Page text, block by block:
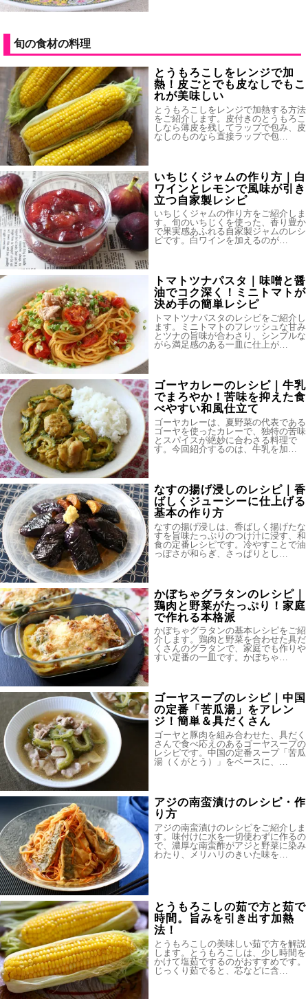
旬の食材の料理
とうもろこしをレンジで加
熱！皮ごとでも皮なしでもこ
れが美味しい
とうもろこしをレンジで加熱する方法
をご紹介します。皮付きのとうもろこ
しなら薄皮を残してラップで包み、皮
なしのものなら直接ラップで包…
いちじくジャムの作り方｜白
ワインとレモンで風味が引き
立つ自家製レシピ
いちじくジャムの作り方をご紹介しま
す。旬のいちじくを使った、香り豊か
で果実感あふれる自家製ジャムのレシ
ピです。白ワインを加えるのが…
トマトツナパスタ｜味噌と醤
油でコク深く！ミニトマトが
決め手の簡単レシピ
トマトツナパスタのレシピをご紹介し
ます。ミニトマトのフレッシュな甘み
とツナの旨味が合わさり、シンプルな
がら満足感のある一皿に仕上が…
ゴーヤカレーのレシピ｜牛乳
でまろやか！苦味を抑えた食
べやすい和風仕立て
ゴーヤカレーは、夏野菜の代表である
ゴーヤを使ったカレーで、独特の苦味
とスパイスが絶妙に合わさる料理で
す。今回紹介するのは、牛乳を加…
なすの揚げ浸しのレシピ｜香
ばしくジューシーに仕上げる
基本の作り方
なすの揚げ浸しは、香ばしく揚げたな
すを旨味たっぷりのつけ汁に浸す、和
食の定番レシピです。冷やすことで油
っぽさが和らぎ、さっぱりとし…
かぼちゃグラタンのレシピ｜
鶏肉と野菜がたっぷり！家庭
で作れる本格派
かぼちゃグラタンの基本レシピをご紹
介します。鶏肉と野菜を合わせた具だ
くさんのグラタンで、家庭でも作りや
すい定番の一皿です。かぼちゃ…
ゴーヤスープのレシピ｜中国
の定番「苦瓜湯」をアレン
ジ！簡単＆具だくさん
ゴーヤと豚肉を組み合わせた、具だく
さんで食べ応えのあるゴーヤスープの
レシピです。中国の定番スープ「苦瓜
湯（くがとう）」をベースに、…
アジの南蛮漬けのレシピ・作
り方
アジの南蛮漬けのレシピをご紹介しま
す。味付けに水を一切使わずに作るの
で、濃厚な南蛮酢がアジと野菜に染み
わたり、メリハリのきいた味を…
とうもろこしの茹で方と茹で
時間。旨みを引き出す加熱
法！
とうもろこしの美味しい茹で方を解説
します。とうもろこしは、少し時間を
かけて塩茹でするのがおすすめです。
じっくり茹でると、芯などに含…